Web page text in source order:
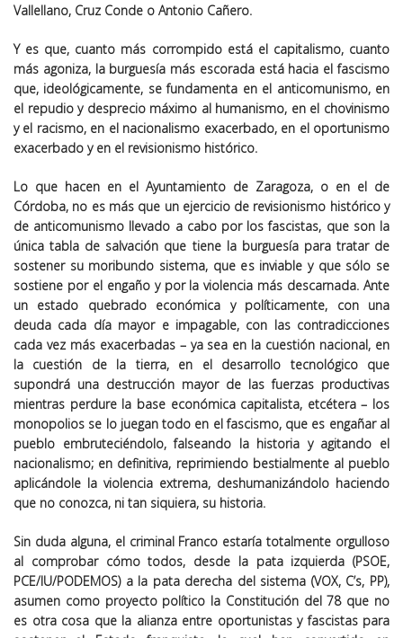
Vallellano, Cruz Conde o Antonio Cañero.
Y es que, cuanto más corrompido está el capitalismo, cuanto
más agoniza, la burguesía más escorada está hacia el fascismo
que, ideológicamente, se fundamenta en el anticomunismo, en
el repudio y desprecio máximo al humanismo, en el chovinismo
y el racismo, en el nacionalismo exacerbado, en el oportunismo
exacerbado y en el revisionismo histórico.
Lo que hacen en el Ayuntamiento de Zaragoza, o en el de
Córdoba, no es más que un ejercicio de revisionismo histórico y
de anticomunismo llevado a cabo por los fascistas, que son la
única tabla de salvación que tiene la burguesía para tratar de
sostener su moribundo sistema, que es inviable y que sólo se
sostiene por el engaño y por la violencia más descarnada. Ante
un estado quebrado económica y políticamente, con una
deuda cada día mayor e impagable, con las contradicciones
cada vez más exacerbadas – ya sea en la cuestión nacional, en
la cuestión de la tierra, en el desarrollo tecnológico que
supondrá una destrucción mayor de las fuerzas productivas
mientras perdure la base económica capitalista, etcétera – los
monopolios se lo juegan todo en el fascismo, que es engañar al
pueblo embruteciéndolo, falseando la historia y agitando el
nacionalismo; en definitiva, reprimiendo bestialmente al pueblo
aplicándole la violencia extrema, deshumanizándolo haciendo
que no conozca, ni tan siquiera, su historia.
Sin duda alguna, el criminal Franco estaría totalmente orgulloso
al comprobar cómo todos, desde la pata izquierda (PSOE,
PCE/IU/PODEMOS) a la pata derecha del sistema (VOX, C’s, PP),
asumen como proyecto político la Constitución del 78 que no
es otra cosa que la alianza entre oportunistas y fascistas para